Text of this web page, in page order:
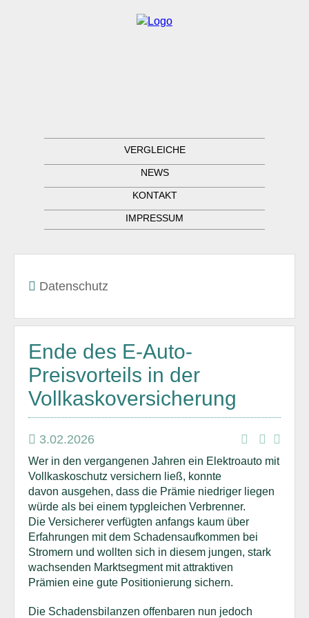
VERGLEICHE
NEWS
KONTAKT
IMPRESSUM
Datenschutz
Ende des E-Auto-
Preisvorteils in der
Vollkaskoversicherung
3.02.2026
Wer in den vergangenen Jahren ein Elektroauto mit
Vollkaskoschutz versichern ließ, konnte
davon ausgehen, dass die Prämie niedriger liegen
würde als bei einem typgleichen Verbrenner.
Die Versicherer verfügten anfangs kaum über
Erfahrungen mit dem Schadensaufkommen bei
Stromern und wollten sich in diesem jungen, stark
wachsenden Marktsegment mit attraktiven
Prämien eine gute Positionierung sichern.
Die Schadensbilanzen offenbaren nun jedoch